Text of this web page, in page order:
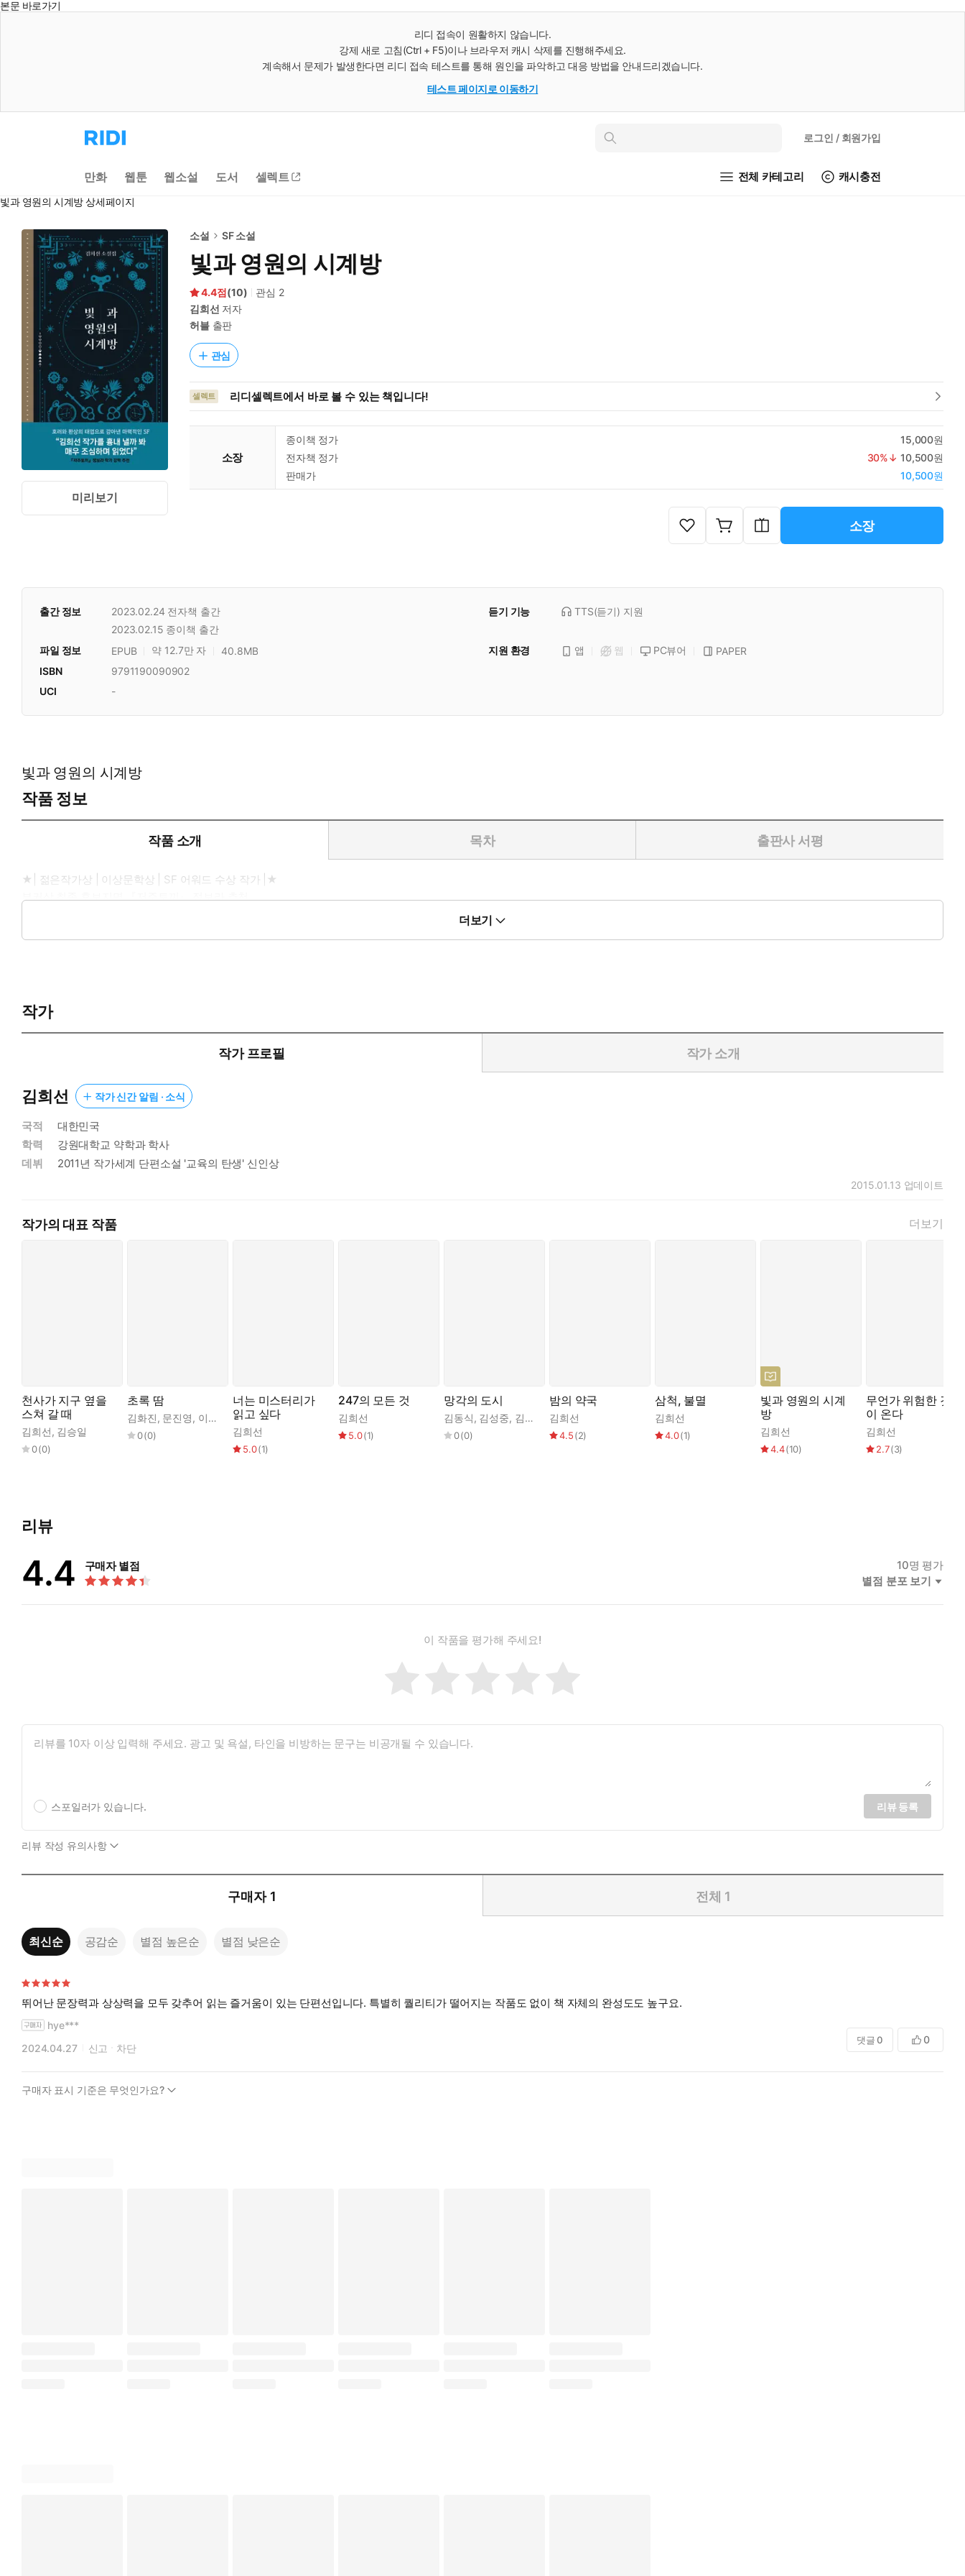
본문 바로가기
리디 접속이 원활하지 않습니다.
강제 새로 고침(Ctrl + F5)이나 브라우저 캐시 삭제를 진행해주세요.
계속해서 문제가 발생한다면 리디 접속 테스트를 통해 원인을 파악하고 대응 방법을 안내드리겠습니다.
테스트 페이지로 이동하기
리
디
으
로
동
인
로그인 / 회원가입
만화 웹툰 웹소설 도서 셀렉트 전체 카테고리 캐시충전
빛과 영원의 시계방 상세페이지
미리보기
소설 SF 소설
빛과 영원의 시계방
4.4 (10) 관심 2
김희선 저자
허블출판
관심
셀렉트 리디셀렉트에서 바로 볼 수 있는 책입니다!
소장
종이책 정가
15,000원
전자책 정가
30%↓ 10,500원
판매가
10,500원
소장
출간 정보 2023.02.24 전자책 출간
2023.02.15 종이책 출간
듣기 기능 TTS(듣기) 지원
파일 정보 EPUB 약 12.7만 자 40.8MB 지원 환경 앱 웹 PC뷰어
PAPER
ISBN
9791190090902
UCI
-
빛과 영원의 시계방
작품 정보
작품 소개 목차 출판사 서평
★| 젊은작가상 | 이상문학상 | SF 어워드 수상 작가 |★
부커상 최종 후보지명 『저주토끼』 정보라 추천
더보기
작가
작가 프로필 작가 소개
김희선 작가 신간 알림 · 소식
국적
대한민국
학력
강원대학교 약학과 학사
데뷔
2011년 작가세계 단편소설 '교육의 탄생' 신인상
2015.01.13 업데이트
작가의 대표 작품 더보기
천사가 지구 옆을
스쳐 갈 때
김희선, 김승일
0(0)
초록 땀
김화진, 문진영, 이서수 공현진,김희선
0(0)
너는 미스터리가
읽고 싶다
김희선
5.0(1)
247의 모든 것
김희선
5.0(1)
망각의 도시
김동식, 김성중, 김엄지 김혜진 ,송섬,안윤 위수정 최제훈 ,편혜영
0(0)
밤의 약국
김희선
4.5(2)
삼척, 불멸
김희선
4.0(1)
빛과 영원의 시계
방
김희선
4.4(10)
무언가 위험한 것
이 온다
김희선
2.7(3)
리뷰
4.4 구매자 별점 10명 평가
별점 분포 보기
이 작품을 평가해 주세요!
스포일러가 있습니다. 리뷰 등록
리뷰 작성 유의사항
구매자 1 전체 1
최신순 공감순 별점 높은순 별점 낮은순
뛰어난 문장력과 상상력을 모두 갖추어 읽는 즐거움이 있는 단편선입니다. 특별히 퀄리티가 떨어지는 작품도 없이 책 자체의 완성도도 높구요.
hye***
2024.04.27
신고 차단
댓글 0 0
구매자 표시 기준은 무엇인가요?